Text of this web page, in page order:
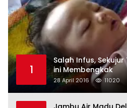
1
Salah Infus, Sekujur
ini Membengkak
28 April 2016 11020